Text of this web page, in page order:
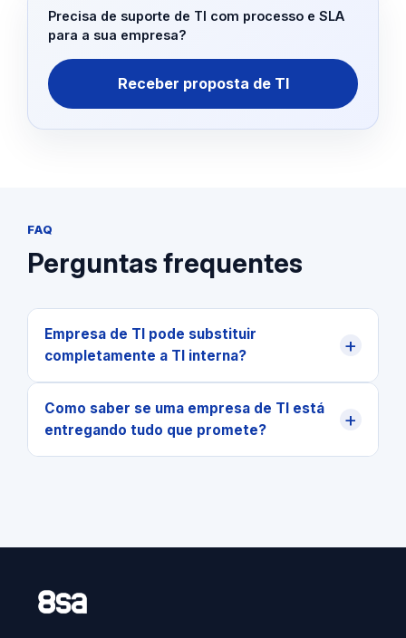
Precisa de suporte de TI com processo e SLA
para a sua empresa?
Receber proposta de TI
FAQ
Perguntas frequentes
Empresa de TI pode substituir
completamente a TI interna?
+
Como saber se uma empresa de TI está
entregando tudo que promete?
+